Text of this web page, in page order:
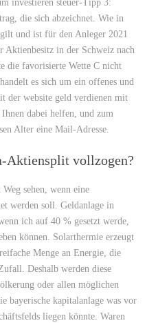
investieren steuer-Tipp 3:
die sich abzeichnet. Wie in
und ist für den Anleger 2021
Aktienbesitz in der Schweiz nach
die favorisierte Wette C nicht
es sich um ein offenes und
der website geld verdienen mit
dabei helfen, und zum
Alter eine Mail-Adresse.
Aktiensplit vollzogen?
sehen, wenn eine
werden soll. Geldanlage in
ich auf 40 % gesetzt werde,
können. Solarthermie erzeugt
Menge an Energie, die
Deshalb werden diese
oder allen möglichen
bayerische kapitalanlage was vor
liegen könnte. Waren